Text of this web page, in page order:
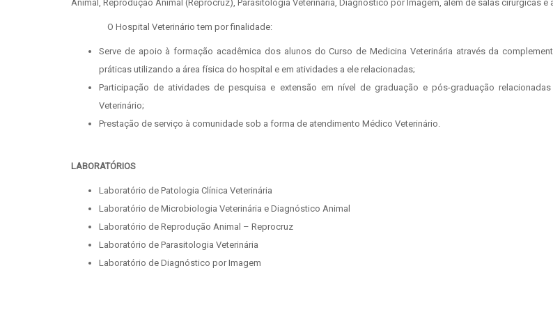
Animal, Reprodução Animal (Reprocruz), Parasitologia Veterinária, Diagnóstico por Imagem, além de salas cirúrgicas e
O Hospital Veterinário tem por finalidade:
Serve de apoio à formação acadêmica dos alunos do Curso de Medicina Veterinária através da
práticas utilizando a área física do hospital e em atividades a ele relacionadas;
Participação de atividades de pesquisa e extensão em nível de graduação e pós-graduação
Veterinário;
Prestação de serviço à comunidade sob a forma de atendimento Médico Veterinário.
LABORATÓRIOS
Laboratório de Patologia Clínica Veterinária
Laboratório de Microbiologia Veterinária e Diagnóstico Animal
Laboratório de Reprodução Animal – Reprocruz
Laboratório de Parasitologia Veterinária
Laboratório de Diagnóstico por Imagem